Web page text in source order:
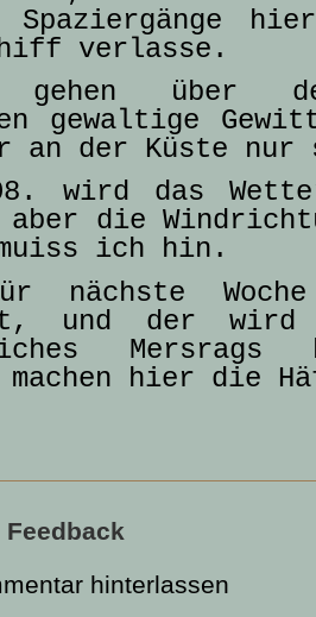
Spaziergänge
verlasse.
gehen über
gewaltige
an der Küste
wird das
aber die
ich hin.
nächste
und der
Mersrags
machen hier die
hinterlassen